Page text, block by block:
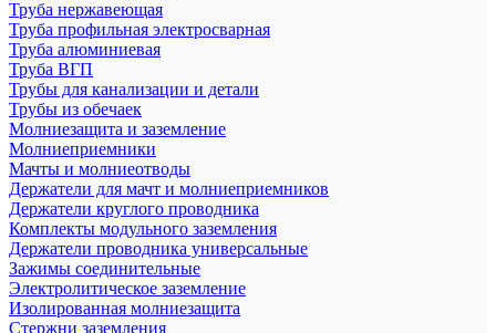
Труба нержавеющая
Труба профильная электросварная
Труба алюминиевая
Труба ВГП
Трубы для канализации и детали
Трубы из обечаек
Молниезащита и заземление
Молниеприемники
Мачты и молниеотводы
Держатели для мачт и молниеприемников
Держатели круглого проводника
Комплекты модульного заземления
Держатели проводника универсальные
Зажимы соединительные
Электролитическое заземление
Изолированная молниезащита
Стержни заземления